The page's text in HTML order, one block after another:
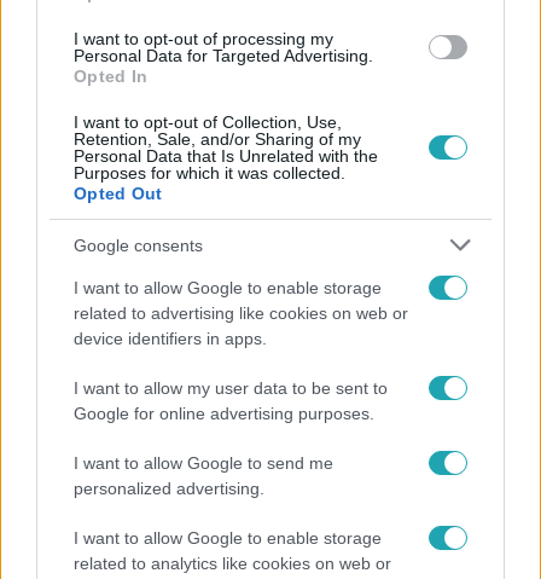
I want to opt-out of processing my
Personal Data for Targeted Advertising.
Opted In
I want to opt-out of Collection, Use,
Retention, Sale, and/or Sharing of my
Personal Data that Is Unrelated with the
Purposes for which it was collected.
Opted Out
Google consents
I want to allow Google to enable storage
related to advertising like cookies on web or
device identifiers in apps.
I want to allow my user data to be sent to
Google for online advertising purposes.
I want to allow Google to send me
personalized advertising.
I want to allow Google to enable storage
related to analytics like cookies on web or
A Totalcar szerint a zuglói parkolóőrök csak a legálisan
igénybe vehető parkolóhelyeken bírságolhatnak, a tiltott
területen álló autók büntetése a rendőrség, illetve a
közterület-felügyelet hatáskörébe tartozik.
Külföld
2022. június 16. 10:18
Döntött az Európai Bíróság: az osztrákok nem
fizethetnek kevesebb családi pótlékot a